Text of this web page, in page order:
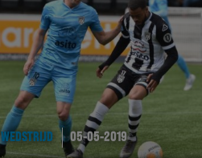
WEDSTRIJD 05-05-2019